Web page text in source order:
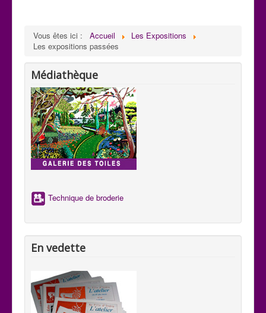
Vous êtes ici : Accueil
Les Expositions
Les expositions passées
Médiathèque
Technique de broderie
En vedette